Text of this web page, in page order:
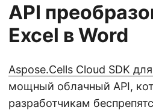
API
Excel в Word
Aspose.Cells Cloud SDK
мощный облачный API,
разработчикам